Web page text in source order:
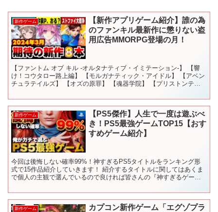
新作ゲーム
【新作アプリゲーム紹介】誰の為
のファンキル最新作に懲りない盗
用広告MMORPG登場の月！
【ファントム オブ キル -オルタナティブ・イミテーション-】 【響
け！コウタロー路上編】 【モルガナティック・アイドル】 【アベン
チュラテイルズ】 【オズの原罪】 【魂器学院】 【プリストンテー
新作ゲーム
【PS5傑作】人生で一度は遊ぶべ
き！PS5最強ゲームTOP15【おす
すめゲーム紹介】
今回は後悔しない確率99%！神すぎるPS5タイトルをランキング形
式で15作品紹介していきます！ 紹介するタイトルに関してはあくま
で個人の主観で選んでいるので良ければ皆さんの『神すぎるゲー
新作ゲーム
カプコン新作ゲーム「エグゾプラ